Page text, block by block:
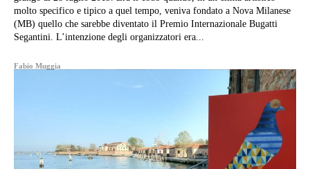
molto specifico e tipico a quel tempo, veniva fondato a Nova Milanese
(MB) quello che sarebbe diventato il Premio Internazionale Bugatti
Segantini. L’intenzione degli organizzatori era...
Fabio Muggia